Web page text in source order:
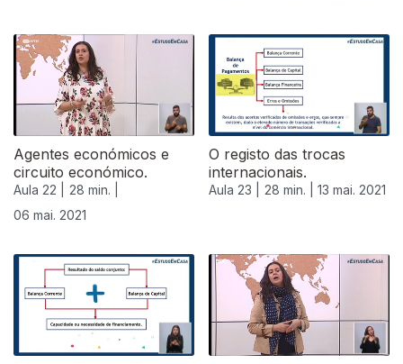
Agentes económicos e
circuito económico.
Aula 22 |
28 min. |
06 mai. 2021
O registo das trocas
internacionais.
Aula 23 | 28 min. | 13 mai. 2021
543458